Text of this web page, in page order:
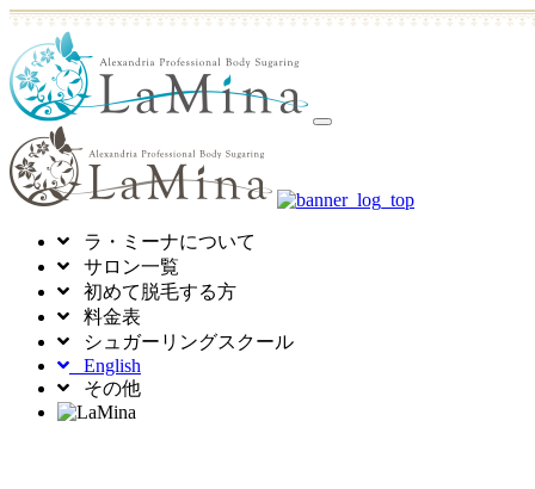
toggle
ラ・ミーナについて
サロン一覧
初めて脱毛する方
料金表
シュガーリングスクール
English
その他